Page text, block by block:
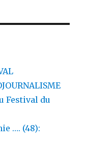
Festival du
…. (48):